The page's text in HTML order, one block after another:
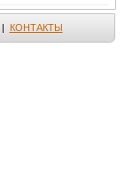
| КОНТАКТЫ